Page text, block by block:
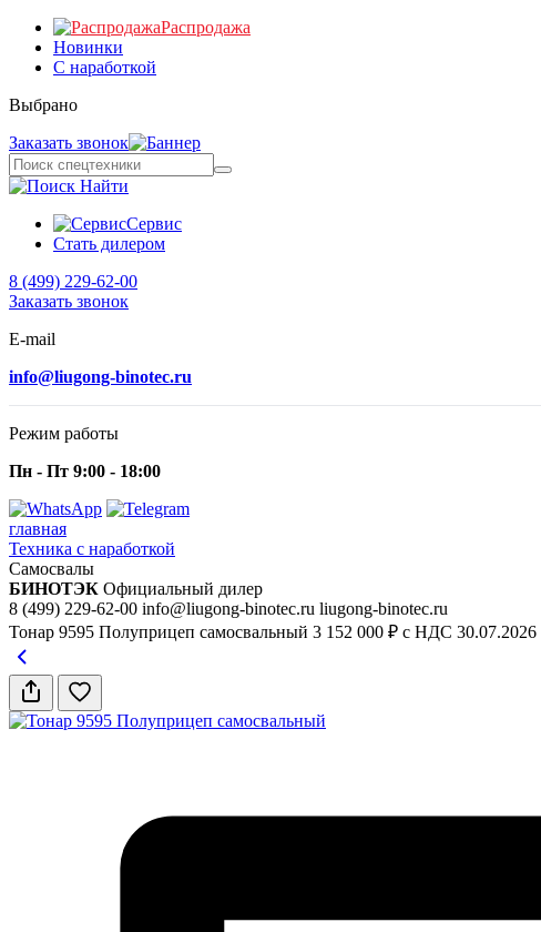
Распродажа
Новинки
С наработкой
Выбрано
Заказать звонок
Найти
Сервис
Стать дилером
8 (499) 229-62-00
Заказать звонок
E-mail
info@liugong-binotec.ru
Режим работы
Пн - Пт 9:00 - 18:00
главная
Техника с наработкой
Самосвалы
БИНОТЭК Официальный дилер
8 (499) 229-62-00 info@liugong-binotec.ru liugong-binotec.ru
Тонар 9595 Полуприцеп самосвальный 3 152 000 ₽ с НДС 30.07.2026